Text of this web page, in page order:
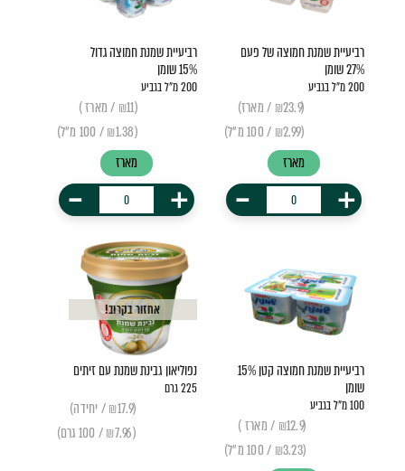
רביעיית שמנת חמוצה של פעם
27% שומן
200 מ״ל בגביע
(₪23.9 / מארז)
(₪2.99 / 100 מ"ל)
מארז
+
-
רביעיית שמנת חמוצה גדול
15% שומן
200 מ״ל בגביע
(₪11 / מארז )
(₪1.38 / 100 מ״ל)
מארז
+
-
רביעיית שמנת חמוצה קטן 15%
שומן
100 מ״ל בגביע
(₪12.9 / מארז )
(₪3.23 / 100 מ״ל)
אחזור בקרוב!
נפוליאון גבינת שמנת עם זיתים
225 גרם
(₪17.9 / יחידה)
(₪7.96 / 100 גרם)